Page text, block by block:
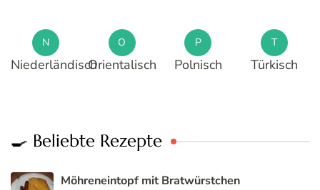
N
Niederländisch
O
Orientalisch
P
Polnisch
T
Türkisch
🍳 Beliebte Rezepte
Möhreneintopf mit Bratwürstchen